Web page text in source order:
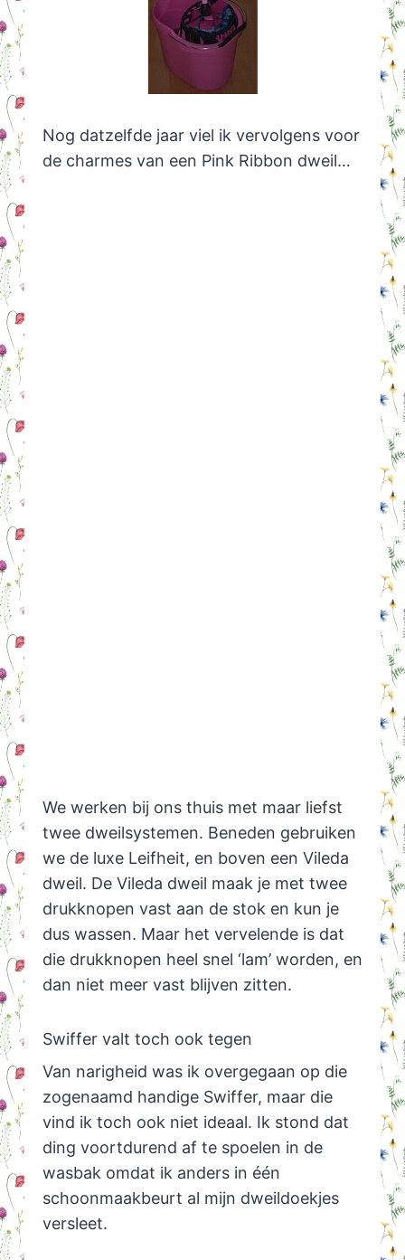
Nog datzelfde jaar viel ik vervolgens voor
de charmes van een Pink Ribbon dweil…
We werken bij ons thuis met maar liefst
twee dweilsystemen. Beneden gebruiken
we de luxe Leifheit, en boven een Vileda
dweil. De Vileda dweil maak je met twee
drukknopen vast aan de stok en kun je
dus wassen. Maar het vervelende is dat
die drukknopen heel snel ‘lam’ worden, en
dan niet meer vast blijven zitten.
Swiffer valt toch ook tegen
Van narigheid was ik overgegaan op die
zogenaamd handige Swiffer, maar die
vind ik toch ook niet ideaal. Ik stond dat
ding voortdurend af te spoelen in de
wasbak omdat ik anders in één
schoonmaakbeurt al mijn dweildoekjes
versleet.